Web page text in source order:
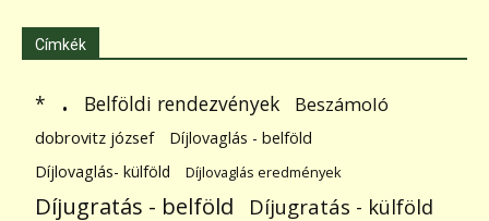
Címkék
* . Belföldi rendezvények Beszámoló
dobrovitz józsef
Díjlovaglás - belföld
Díjlovaglás- külföld
Díjlovaglás eredmények
Díjugratás - belföld Díjugratás - külföld